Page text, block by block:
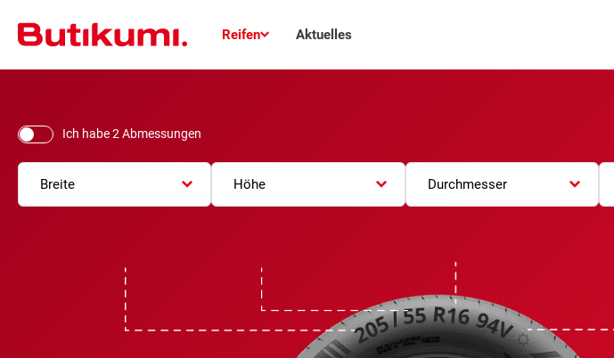
Reifen Aktuelles
Ich habe 2 Abmessungen
Breite Höhe Durchmesser